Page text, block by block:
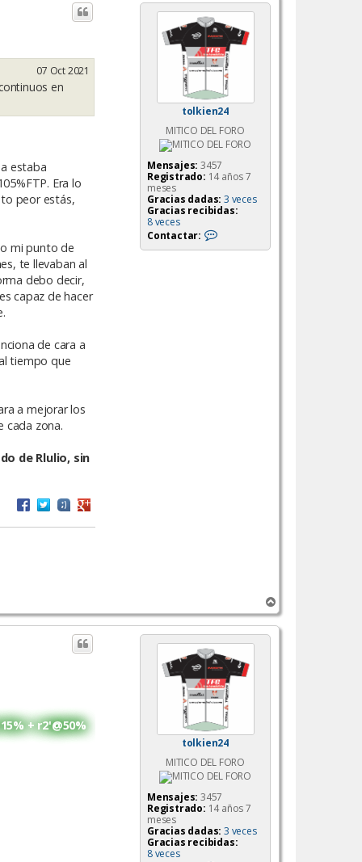
tolkien24
MITICO DEL FORO
Mensajes: 3457
Registrado: 14 años 7
meses
Gracias dadas: 3 veces
Gracias recibidas:
8 veces
Contactar:
n
07 Oct 2021
en
estaba
Era lo
peor estás,
mi punto de
te llevaban al
debo decir,
capaz de hacer
de cara a
tiempo que
a mejorar los
cada zona.
de Rlulio, sin
r
r
tolkien24
MITICO DEL FORO
Mensajes: 3457
Registrado: 14 años 7
meses
Gracias dadas: 3 veces
Gracias recibidas:
8 veces
+ r2'@50%